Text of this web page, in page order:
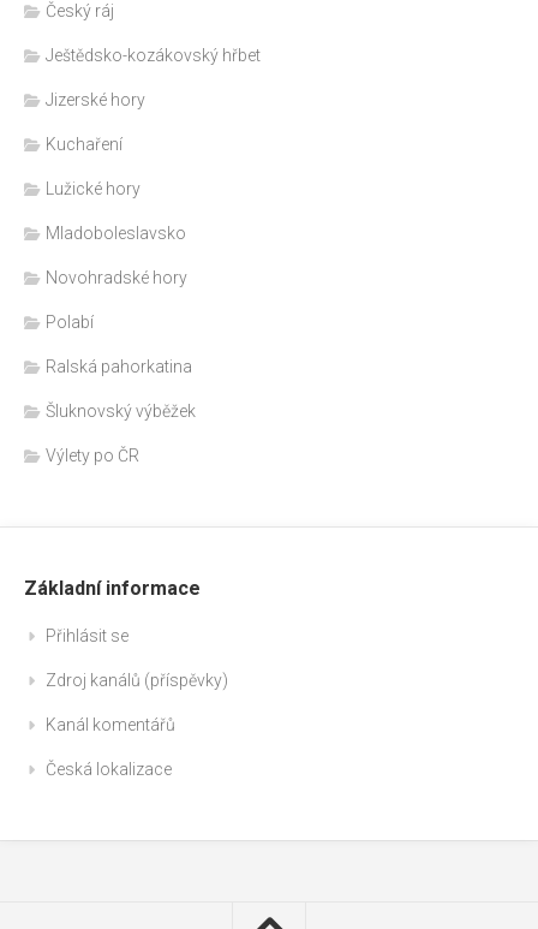
Český ráj
Ještědsko-kozákovský hřbet
Jizerské hory
Kuchaření
Lužické hory
Mladoboleslavsko
Novohradské hory
Polabí
Ralská pahorkatina
Šluknovský výběžek
Výlety po ČR
Základní informace
Přihlásit se
Zdroj kanálů (příspěvky)
Kanál komentářů
Česká lokalizace